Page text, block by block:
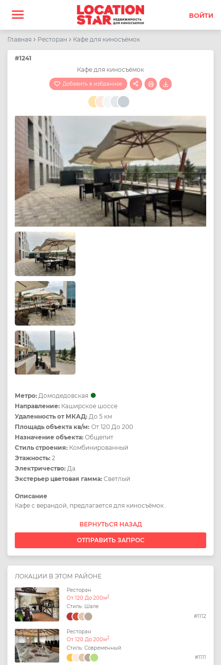
ВОЙТИ
Главная Ресторан Кафе для киносъёмок
#1241
Кафе для киносъёмок
Добавить в избранное
Метро: Домодедовская
Направление: Каширское шоссе
Удаленность от МКАД: До 5 км
Площадь объекта кв/м: От 120 До 200
Назначение объекта: Общепит
Стиль строения: Комбинированный
Этажность: 2
Электричество: Да
Экстерьер цветовая гамма: Светлый
Описание
Кафе с верандой, предлагается для киносъёмок .
ВЕРНУТЬСЯ НАЗАД
ОТПРАВИТЬ ЗАПРОС
ЛОКАЦИИ В ЭТОМ РАЙОНЕ
Ресторан
От 120 До 200м2.
Стиль: Шале
#1112
Ресторан
От 120 До 200м2.
Стиль: Современный
#1111